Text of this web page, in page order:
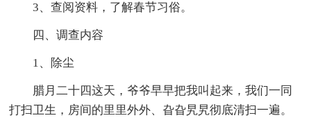
3、查阅资料，了解春节习俗。
四、调查内容
1、除尘
腊月二十四这天，爷爷早早把我叫起来，我们一同
打扫卫生，房间的里里外外、旮旮旯旯彻底清扫一遍。